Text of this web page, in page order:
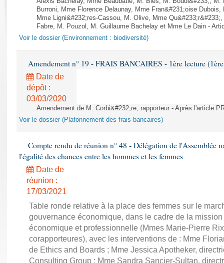
Rapports d'enquête
Rapports législatifs
Rapports sur l'application des lois
Baromètre de l’application des lois
Dossiers législatifs
Budget et sécurité sociale
Questions écrites et orales
Comptes rendus des débats
Burroni, Mme Florence Delaunay, Mme Fran&#231;oise
Mme Ligni&#232;res-Cassou, M. Olive, Mme
Fabre, M. Pouzol, M. Guillaume Bachelay et Mme Le Dain -
Voir le dossier (Environnement : biodiversité)
Amendement n° 19 - FRAIS BANCAIRES - 1ère lecture
Date de
dépôt :
03/03/2020
Amendement de M. Corbi&#232;re, rapporteur - Après l'article
Voir le dossier (Plafonnement des frais bancaires)
Compte rendu de réunion n° 48 - Délégation de l'Assemblée
l'égalité des chances entre les hommes et les femmes
Date de
réunion :
17/03/2021
Table ronde relative à la place des femmes sur le
gouvernance économique, dans le cadre de la
économique et professionnelle (Mmes Marie-Pierre
corapporteures), avec les interventions de : Mme
de Ethics and Boards ; Mme Jessica Apotheker,
Consulting Group : Mme Sandra Sancier-Sultan,